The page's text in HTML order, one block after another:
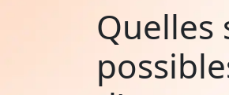
Quelles